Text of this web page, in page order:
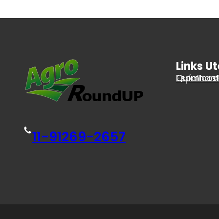
11-91269-2657
Links
Químicos